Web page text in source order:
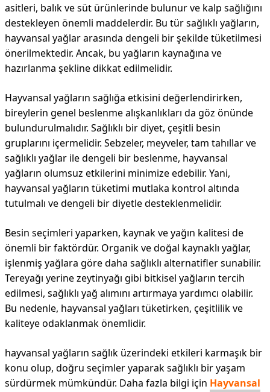
asitleri, balık ve süt ürünlerinde bulunur ve kalp sağlığını
destekleyen önemli maddelerdir. Bu tür sağlıklı yağların,
hayvansal yağlar arasında dengeli bir şekilde tüketilmesi
önerilmektedir. Ancak, bu yağların kaynağına ve
hazırlanma şekline dikkat edilmelidir.
Hayvansal yağların sağlığa etkisini değerlendirirken,
bireylerin genel beslenme alışkanlıkları da göz önünde
bulundurulmalıdır. Sağlıklı bir diyet, çeşitli besin
gruplarını içermelidir. Sebzeler, meyveler, tam tahıllar ve
sağlıklı yağlar ile dengeli bir beslenme, hayvansal
yağların olumsuz etkilerini minimize edebilir. Yani,
hayvansal yağların tüketimi mutlaka kontrol altında
tutulmalı ve dengeli bir diyetle desteklenmelidir.
Besin seçimleri yaparken, kaynak ve yağın kalitesi de
önemli bir faktördür. Organik ve doğal kaynaklı yağlar,
işlenmiş yağlara göre daha sağlıklı alternatifler sunabilir.
Tereyağı yerine zeytinyağı gibi bitkisel yağların tercih
edilmesi, sağlıklı yağ alımını artırmaya yardımcı olabilir.
Bu nedenle, hayvansal yağları tüketirken, çeşitlilik ve
kaliteye odaklanmak önemlidir.
hayvansal yağların sağlık üzerindeki etkileri karmaşık bir
konu olup, doğru seçimler yaparak sağlıklı bir yaşam
sürdürmek mümkündür. Daha fazla bilgi için Hayvansal